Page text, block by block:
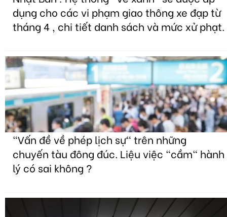
dụng cho các vi phạm giao thông xe đạp từ
tháng 4 , chi tiết danh sách và mức xử phạt.
"Vấn đề về phép lịch sự" trên những
chuyến tàu đông đúc. Liệu việc "cầm" hành
lý có sai không ?